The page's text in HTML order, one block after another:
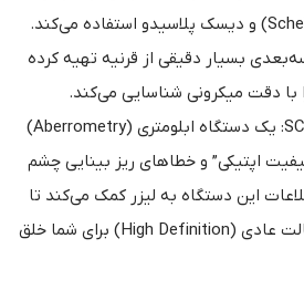
شایمپلاگ (Scheimpflug) و دیسک پلاسیدو استفاده می‌کند.
بسیار دقیقی از قرنیه تهیه کرده
با دقت میکرونی شناسایی می‌کند.
SCHWIND PERAMIS: یک دستگاه ابلومتری (Aberrometry)
اپتیکی” و خطاهای ریز بینایی چشم
این دستگاه به لیزر کمک می‌کند تا
دیدی شفاف‌تر از حالت عادی (High Definition) برای شما خلق